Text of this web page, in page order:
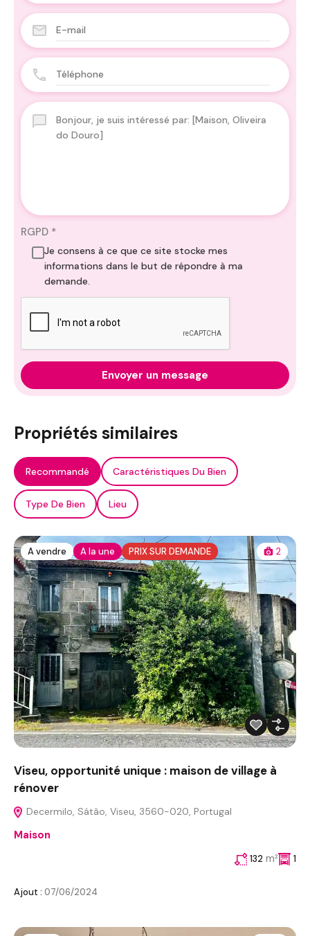
RGPD *
Je consens à ce que ce site stocke mes
informations dans le but de répondre à ma
demande.
Envoyer un message
Propriétés similaires
Recommandé Caractéristiques Du Bien
Type De Bien Lieu
A vendre A la une PRIX SUR DEMANDE 2
Viseu, opportunité unique : maison de village à
rénover
Decermilo, Sátão, Viseu, 3560-020, Portugal
Maison
132 m² 1
Ajout : 07/06/2024